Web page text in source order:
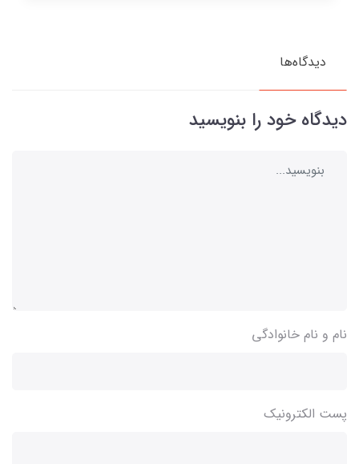
دیدگاه‌ها
دیدگاه خود را بنویسید
نام و نام خانوادگی
پست الکترونیک